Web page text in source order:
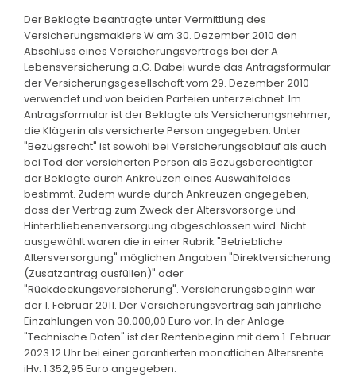
Der Beklagte beantragte unter Vermittlung des
Versicherungsmaklers W am 30. Dezember 2010 den
Abschluss eines Versicherungsvertrags bei der A
Lebensversicherung a.G. Dabei wurde das Antragsformular
der Versicherungsgesellschaft vom 29. Dezember 2010
verwendet und von beiden Parteien unterzeichnet. Im
Antragsformular ist der Beklagte als Versicherungsnehmer,
die Klägerin als versicherte Person angegeben. Unter
"Bezugsrecht" ist sowohl bei Versicherungsablauf als auch
bei Tod der versicherten Person als Bezugsberechtigter
der Beklagte durch Ankreuzen eines Auswahlfeldes
bestimmt. Zudem wurde durch Ankreuzen angegeben,
dass der Vertrag zum Zweck der Altersvorsorge und
Hinterbliebenenversorgung abgeschlossen wird. Nicht
ausgewählt waren die in einer Rubrik "Betriebliche
Altersversorgung" möglichen Angaben "Direktversicherung
(Zusatzantrag ausfüllen)" oder
"Rückdeckungsversicherung". Versicherungsbeginn war
der 1. Februar 2011. Der Versicherungsvertrag sah jährliche
Einzahlungen von 30.000,00 Euro vor. In der Anlage
"Technische Daten" ist der Rentenbeginn mit dem 1. Februar
2023 12 Uhr bei einer garantierten monatlichen Altersrente
iHv. 1.352,95 Euro angegeben.